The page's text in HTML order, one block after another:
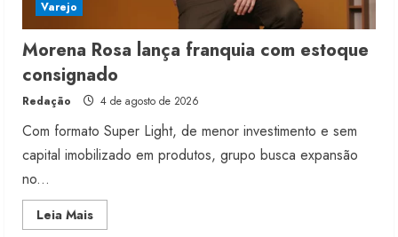
Varejo
Morena Rosa lança franquia com estoque
consignado
Redação 4 de agosto de 2026
Com formato Super Light, de menor investimento e sem
capital imobilizado em produtos, grupo busca expansão
no...
Leia MaisRead
more